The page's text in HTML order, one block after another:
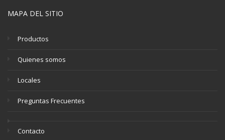
MAPA DEL SITIO
Productos
Quienes somos
Locales
Preguntas Frecuentes
Contacto